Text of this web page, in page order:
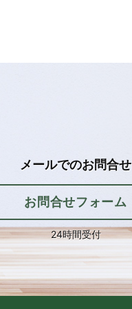
メールでのお問合せ
お問合せフォーム
24時間受付